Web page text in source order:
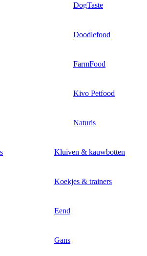
DogTaste
Doodlefood
FarmFood
Kivo Petfood
Naturis
Kluiven & kauwbotten
Koekjes & trainers
Eend
Gans